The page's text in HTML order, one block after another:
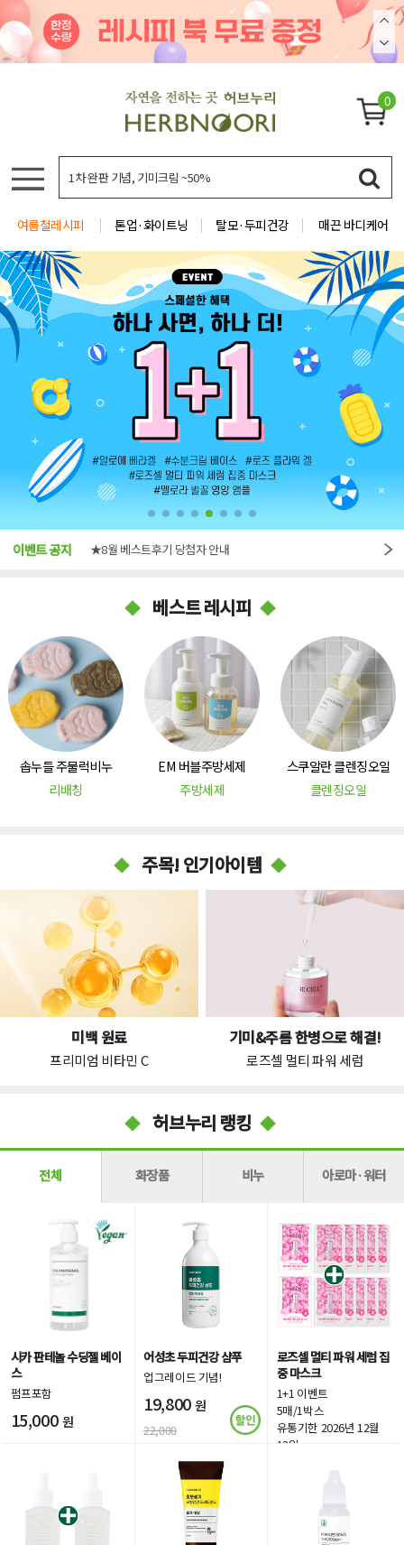
0
여름철레시피 톤업·화이트닝 탈모·두피건강 매끈 바디케어
이벤트 공지
★8월 베스트후기 당첨자 안내
★7월 베스트후기 당첨자 안내
베스트 레시피
EM 버블주방세제
주방세제
스쿠알란 클렌징오일
클렌징오일
천연 모물엔
모기
주목! 인기아이템
미백 원료
프리미엄 비타민 C
기미&주름 한병으로 해결!
로즈셀 멀티 파워 세럼
허브누리 랭킹
전체 화장품 비누 아로마·워터
시카 판테놀 수딩젤 베이
스
펌프포함
15,000 원
어성초 두피건강 샴푸
업그레이드 기념!
19,800 원
22,000
로즈셀 멀티 파워 세럼 집
중 마스크
1+1 이벤트
5매/1박스
유통기한 2026년 12월
12일